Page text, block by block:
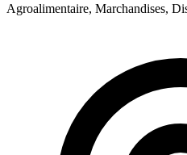
Agroalimentaire, Marchandises,